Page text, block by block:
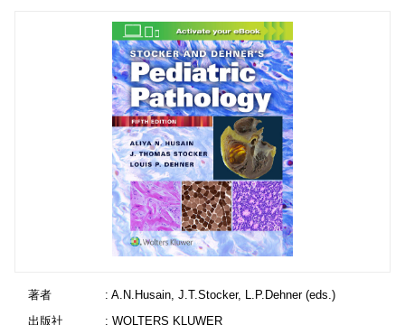
著者
: A.N.Husain, J.T.Stocker, L.P.Dehner (eds.)
出版社
: WOLTERS KLUWER